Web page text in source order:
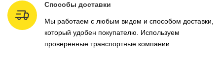
Способы доставки
Мы работаем с любым видом и способом доставки,
который удобен покупателю. Используем
проверенные транспортные компании.